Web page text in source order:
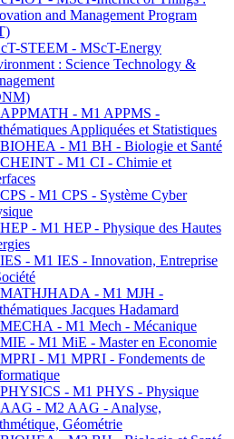
and Management Program
STEEM - MScT-Energy
: Science Technology &
- M1 APPMS -
Appliquées et Statistiques
- M1 BH - Biologie et Santé
- M1 CI - Chimie et
- M1 CPS - Système Cyber
- M1 HEP - Physique des Hautes
- M1 IES - Innovation, Entreprise
- M1 MJH -
Jacques Hadamard
- M1 Mech - Mécanique
- M1 MiE - Master en Economie
- M1 MPRI - Fondements de
- M1 PHYS - Physique
- M2 AAG - Analyse,
Géométrie